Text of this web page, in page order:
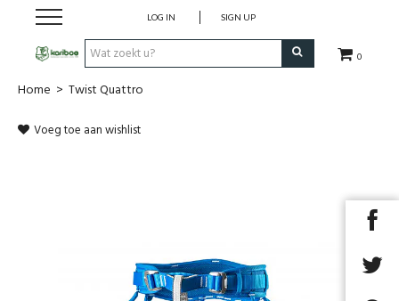
0
LOG IN SIGN UP
Cadeaubon
Home > Twist Quattro
Voeg toe aan wishlist